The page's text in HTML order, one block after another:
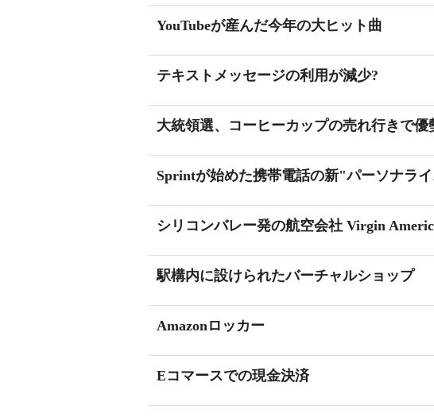
YouTubeが産んだ今年の大ヒット曲
テキストメッセージの利用が減少?
大統領選、コーヒーカップの売れ行きで優
Sprintが始めた携帯電話の新"パーソナラ
シリコンバレー発の航空会社 Virgin
駅構内に設けられたバーチャルショップ
Amazonロッカー
Eコマースでの現金決済